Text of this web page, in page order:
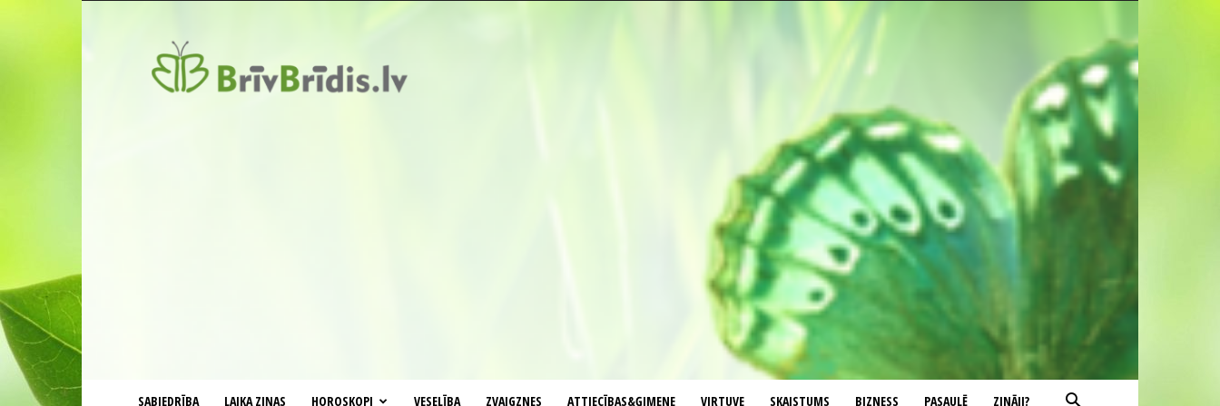
SABIEDRĪBA LAIKA ZIŅAS HOROSKOPI VESELĪBA ZVAIGZNES ATTIECĪBAS&ĢIMENE VIRTUVE SKAISTUMS BIZNESS PASAULĒ ZINĀJI?